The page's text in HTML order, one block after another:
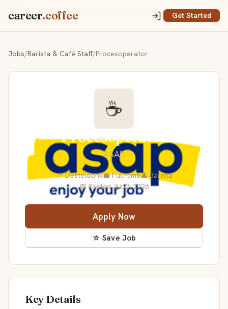
career.coffee Get Started
Jobs/Barista & Café Staff/Procesoperator
☕
Procesoperator
ASAP
📍 Desteldonk💼 Full-time👤 Barista
📅 Posted Jul 2, 2026
Apply Now
☆ Save Job
Key Details